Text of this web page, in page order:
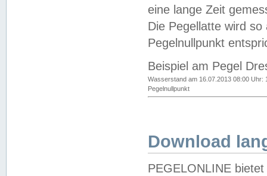
eine lange Zeit
Die Pegellatte wird
Pegelnullpunkt
Beispiel am Pegel
Wasserstand am 16.07.2013 08:00 Uhr:
Pegelnullpunkt
Download
PEGELONLINE